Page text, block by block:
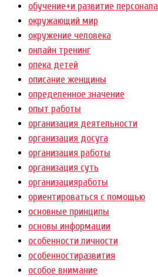
обучение+и развитие персонала
окружающий мир
окружение человека
онлайн тренинг
опека детей
описание женщины
определенное значение
опыт работы
организация деятельности
организация досуга
организация работы
организация суть
организацияработы
ориентироваться с помощью
основные принципы
основы информации
особенности личности
особенностиразвития
особое внимание